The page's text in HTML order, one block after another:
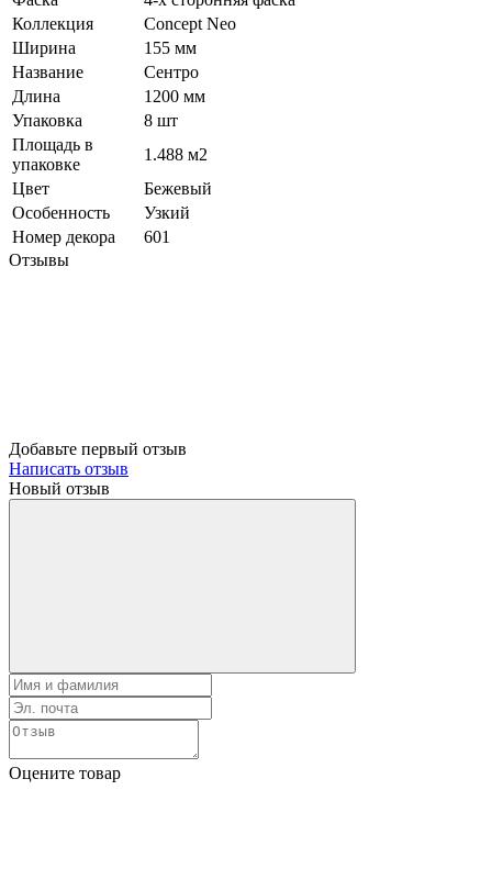
Коллекция
Concept Neo
Ширина
155 мм
Название
Сентро
Длина
1200 мм
Упаковка
8 шт
Площадь в
упаковке
1.488 м2
Цвет
Бежевый
Особенность
Узкий
Номер декора
601
Отзывы
Добавьте первый отзыв
Написать отзыв
Новый отзыв
Оцените товар